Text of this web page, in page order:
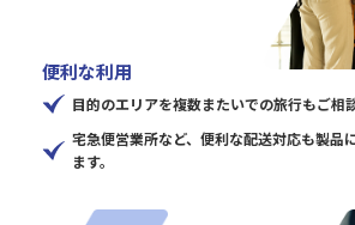
便利な利用
目的のエリアを複数またいでの旅行もご相
宅急便営業所など、便利な配送対応も製品
ます。